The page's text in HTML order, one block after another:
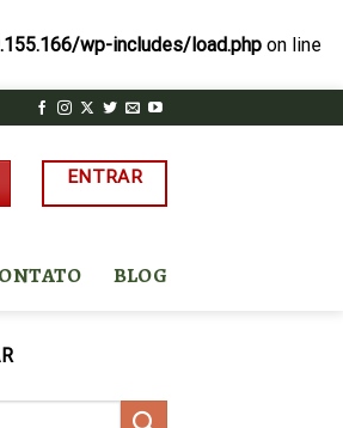
wp-includes/load.php on line
ENTRAR
BLOG